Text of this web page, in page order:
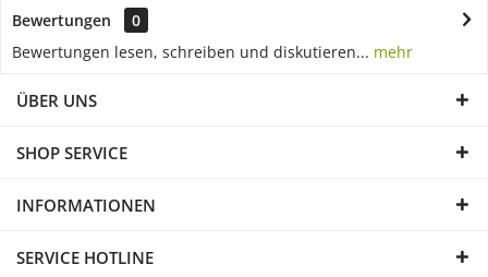
Bewertungen
0
Bewertungen lesen, schreiben und diskutieren... mehr
ÜBER UNS
SHOP SERVICE
INFORMATIONEN
SERVICE HOTLINE